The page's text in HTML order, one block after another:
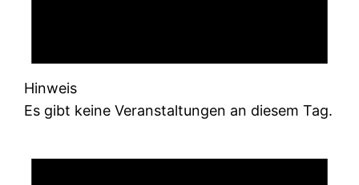
Hinweis
Es gibt keine Veranstaltungen an diesem Tag.